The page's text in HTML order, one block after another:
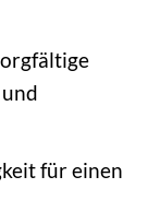
für einen